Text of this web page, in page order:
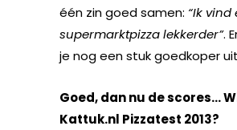
één zin goed samen: “Ik vind
supermarktpizza lekkerder”.
je nog een stuk goedkoper
Goed, dan nu de scores…
Kattuk.nl Pizzatest 2013?